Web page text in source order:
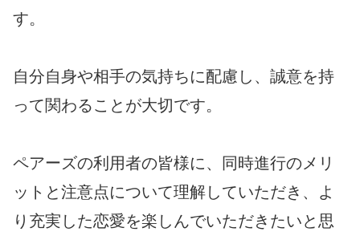
す。
自分自身や相手の気持ちに配慮し、誠意を持
って関わることが大切です。
ペアーズの利用者の皆様に、同時進行のメリ
ットと注意点について理解していただき、よ
り充実した恋愛を楽しんでいただきたいと思